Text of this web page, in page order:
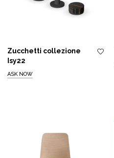
Zucchetti collezione
Isy22
ASK NOW